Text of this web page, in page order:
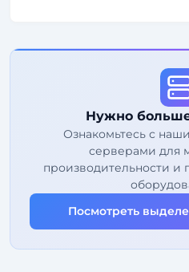
Справедливое
Точки резервного
Экспертная
ВыделенныйIP-
Нужно
Ознакомьтесь с
серверами для
производительности и
Посмотреть